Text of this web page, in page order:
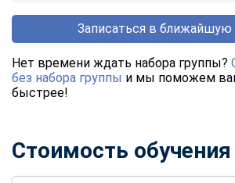
Записаться в ближайшую
Нет времени ждать набора группы?
без набора группы и мы поможем
быстрее!
Стоимость обучения